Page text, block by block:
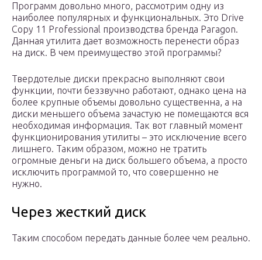
Программ довольно много, рассмотрим одну из
наиболее популярных и функциональных. Это Drive
Copy 11 Professional производства бренда Paragon.
Данная утилита дает возможность перенести образ
на диск. В чем преимущество этой программы?
Твердотелые диски прекрасно выполняют свои
функции, почти беззвучно работают, однако цена на
более крупные объемы довольно существенна, а на
диски меньшего объема зачастую не помещаются вся
необходимая информация. Так вот главный момент
функционирования утилиты – это исключение всего
лишнего. Таким образом, можно не тратить
огромные деньги на диск большего объема, а просто
исключить программой то, что совершенно не
нужно.
Через жесткий диск
Таким способом передать данные более чем реально.